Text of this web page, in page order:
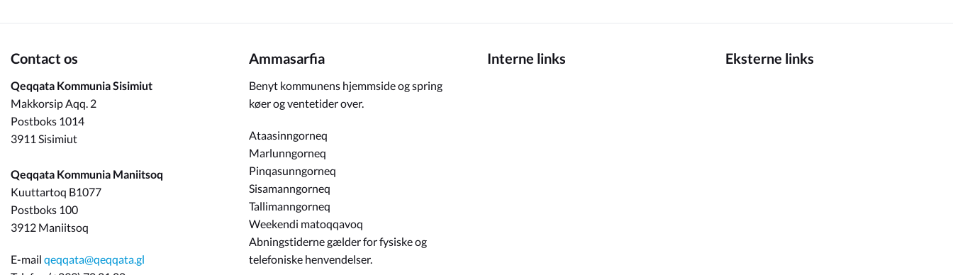
Contact os
Qeqqata Kommunia Sisimiut
Makkorsip Aqq. 2
Postboks 1014
3911 Sisimiut
Qeqqata Kommunia Maniitsoq
Kuuttartoq B1077
Postboks 100
3912 Maniitsoq
E-mail qeqqata@qeqqata.gl
Ammasarfia
Benyt kommunens hjemmside og spring
køer og ventetider over.
Ataasinngorneq
Marlunngorneq
Pinqasunngorneq
Sisamanngorneq
Tallimanngorneq
Weekendi matoqqavoq
Abningstiderne gælder for fysiske og
telefoniske henvendelser.
Interne links Eksterne links